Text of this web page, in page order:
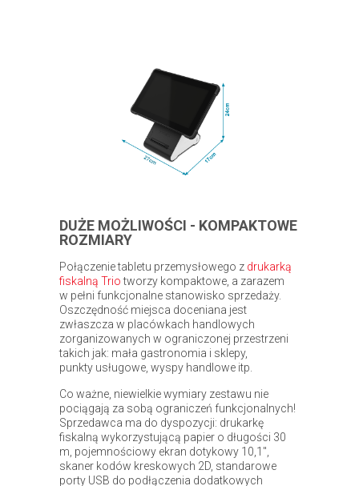
DUŻE MOŻLIWOŚCI - KOMPAKTOWE
ROZMIARY
Połączenie tabletu przemysłowego z drukarką
fiskalną Triotworzy kompaktowe, a zarazem
w pełni funkcjonalne stanowisko sprzedaży.
Oszczędność miejsca doceniana jest
zwłaszcza w placówkach handlowych
zorganizowanych w ograniczonej przestrzeni
takich jak: mała gastronomia i sklepy,
punkty usługowe, wyspy handlowe itp.
Co ważne, niewielkie wymiary zestawu nie
pociągają za sobą ograniczeń funkcjonalnych!
Sprzedawca ma do dyspozycji: drukarkę
fiskalną wykorzystującą papier o długości 30
m, pojemnościowy ekran dotykowy 10,1",
skaner kodów kreskowych 2D, standarowe
porty USB do podłączenia dodatkowych